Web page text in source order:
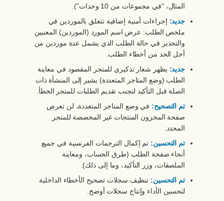
المثال، "في مجموعات من 10 وحدات").
جديد: إجراءات أمنية إضافية تتعلق بالموردين في
ملخص الطلب: عرض اسم المورد (الموردين) المعنيين
والتحذير في حالة الطلب الذي يشمل عدة موردين من
أجل الحد من أخطاء الطلب.
جديد: يظهر شعار تذكيري للمتجر المقصود في معاينة
الطلب (وضع المتاجر المتعددة) يشير إلى المنشأة ذات
الصلة قبل التأكيد لتجنب تقديم الطلبات للمتجر الخطأ.
تم التصحيح: في وضع المتاجر المتعددة، لن تعرض
صفحة المخزون المنتجات غير المخصصة للمتجر
المحدد.
تم التحسين: تم إكمال الترجمات الفرنسية في جميع
أنحاء صفحة الطلب (طرق الحساب، ومعاينة
الملصقات، وزر التأكيد، وما إلى ذلك).
تم التحسين: تنظيف سجلات تصحيح الأخطاء الداخلية
لتحسين الأداء وإنتاج سجلات أوضح.